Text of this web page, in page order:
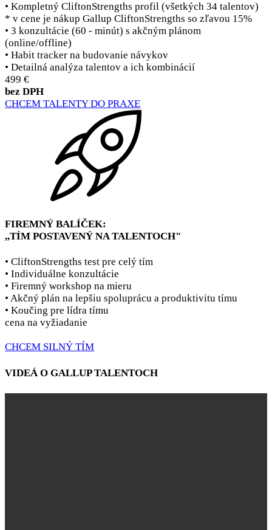
• Kompletný CliftonStrengths profil (všetkých 34 talentov)
* v cene je nákup Gallup CliftonStrengths so zľavou 15%
• 3 konzultácie (60 - minút) s akčným plánom
(online/offline)
• Habit tracker na budovanie návykov
• Detailná analýza talentov a ich kombinácií
499 €
bez DPH
CHCEM TALENTY DO PRAXE
FIREMNÝ BALÍČEK:
,,TÍM POSTAVENÝ NA TALENTOCH"
• CliftonStrengths test pre celý tím
• Individuálne konzultácie
• Firemný workshop na mieru
• Akčný plán na lepšiu spoluprácu a produktivitu tímu
• Koučing pre lídra tímu
cena na vyžiadanie
CHCEM SILNÝ TÍM
VIDEÁ O GALLUP TALENTOCH